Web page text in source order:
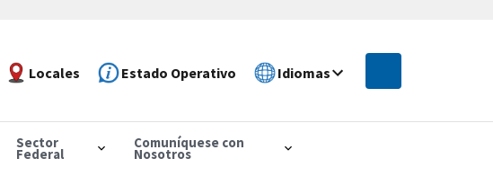
Locales Estado Operativo Idiomas
Sector
Federal
Comuníquese con
Nosotros